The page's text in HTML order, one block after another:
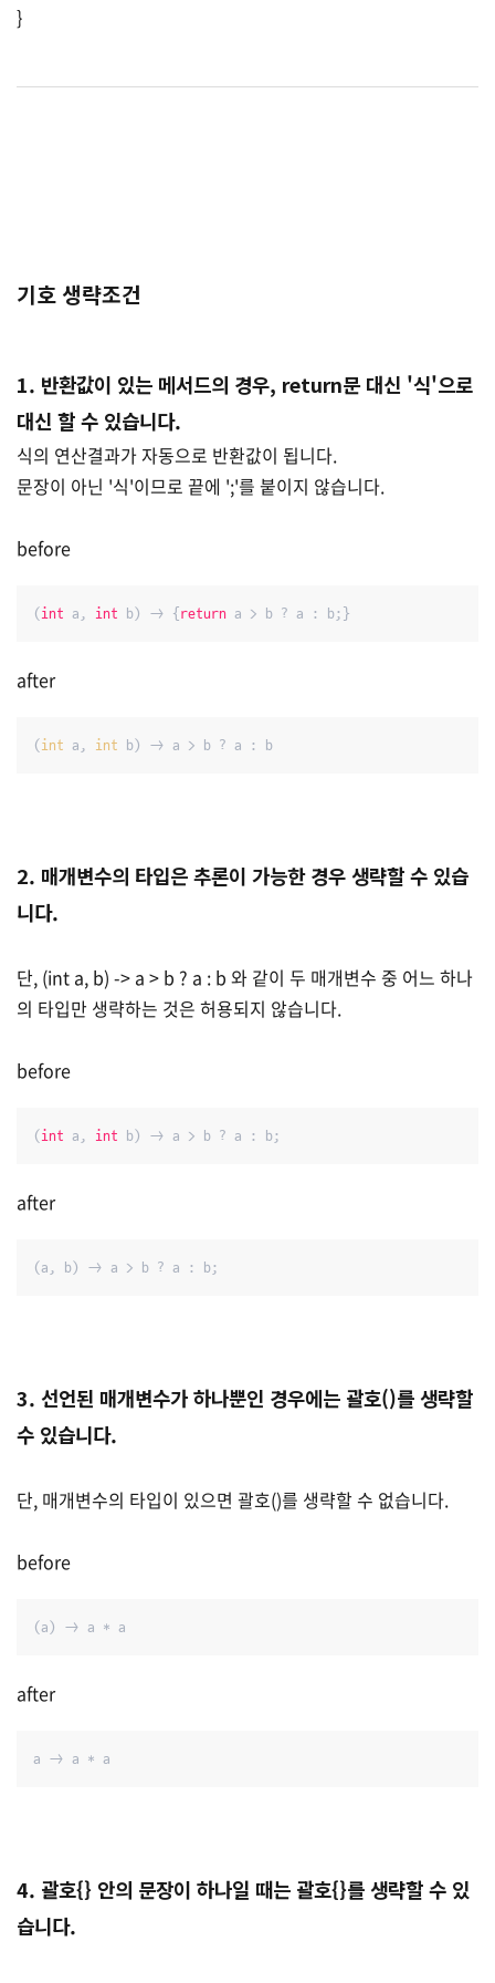
}
기호 생략조건
1. 반환값이 있는 메서드의 경우, return문 대신 '식'으로
대신 할 수 있습니다.
식의 연산결과가 자동으로 반환값이 됩니다.
문장이 아닌 '식'이므로 끝에 ';'를 붙이지 않습니다.
before
(int a, int b) -> { return a > b ? a : b;}
after
( int a, int b) -> a > b ? a : b
2. 매개변수의 타입은 추론이 가능한 경우 생략할 수 있습
니다.
단, (int a, b) -> a > b ? a : b 와 같이 두 매개변수 중 어느 하나
의 타입만 생략하는 것은 허용되지 않습니다.
before
(int a, int b) -> a > b ? a : b;
after
(a, b) -> a > b ? a : b;
3. 선언된 매개변수가 하나뿐인 경우에는 괄호()를 생략할
수 있습니다.
단, 매개변수의 타입이 있으면 괄호()를 생략할 수 없습니다.
before
(a) -> a * a
after
a -> a * a
4. 괄호{} 안의 문장이 하나일 때는 괄호{}를 생략할 수 있
습니다.